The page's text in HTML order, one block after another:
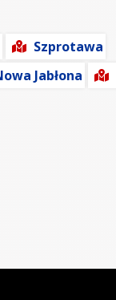
Szprotawa
Jabłona